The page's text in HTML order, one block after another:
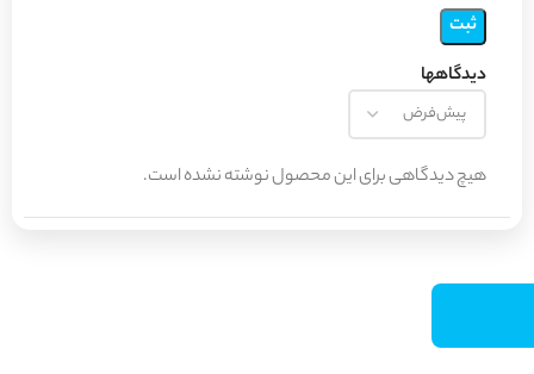
دیدگاهها
هیچ دیدگاهی برای این محصول نوشته نشده است.